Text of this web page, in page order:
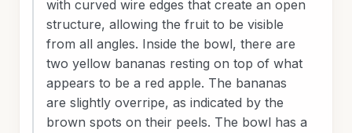
with curved wire edges that create an open
structure, allowing the fruit to be visible
from all angles. Inside the bowl, there are
two yellow bananas resting on top of what
appears to be a red apple. The bananas
are slightly overripe, as indicated by the
brown spots on their peels. The bowl has a